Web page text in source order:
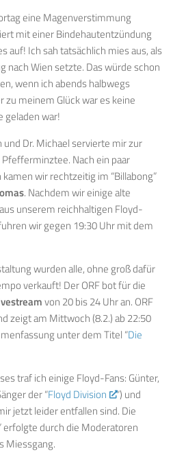
eine Magenverstimmung
mit einer Bindehautentzündung
auf! Ich sah tatsächlich mies aus, als
nach Wien setzte. Das würde schon
wenn ich abends halbwegs
zu meinem Glück war es keine
geladen war!
und Dr. Michael servierte mir zur
Nach ein paar
wir rechtzeitig im “Billabong”
. Nachdem wir einige alte
unserem reichhaltigen Floyd-
wir gegen 19:30 Uhr mit dem
wurden alle, ohne groß dafür
verkauft! Der ORF bot für die
von 20 bis 24 Uhr an. ORF
zeigt am Mittwoch (8.2.) ab 22:50
unter dem Titel “Die
traf ich einige Floyd-Fans: Günter,
der “Floyd Division
“) und
jetzt leider entfallen sind. Die
erfolgte durch die Moderatoren
Miessgang.